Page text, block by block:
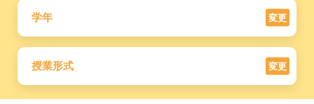
学年 変更
授業形式 変更